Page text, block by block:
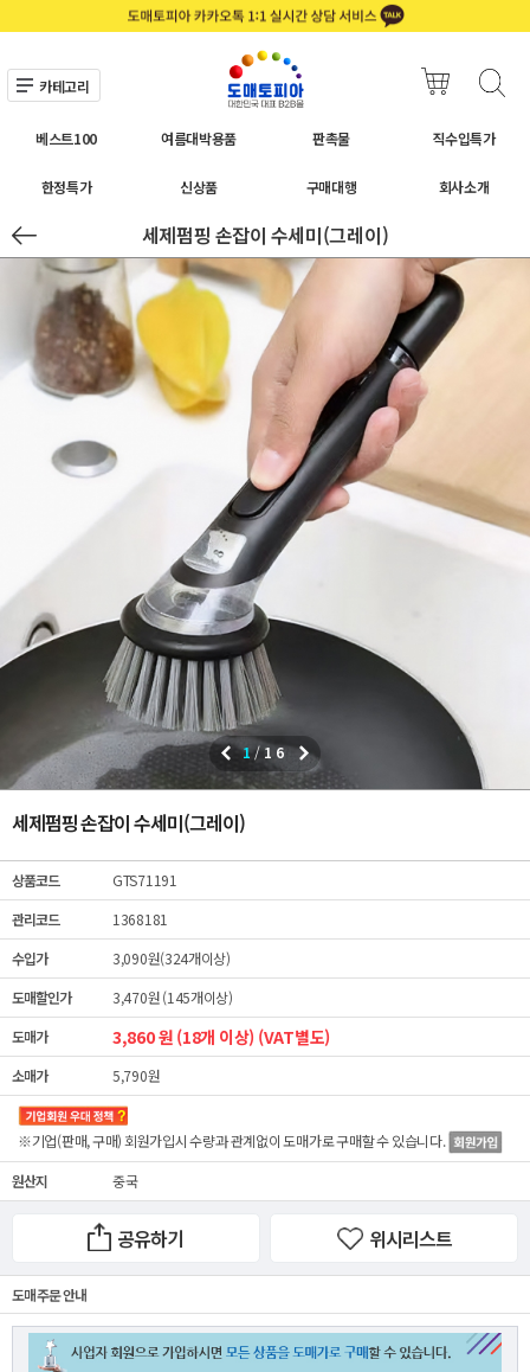
카테고리
베스트100 여름대박용품 판촉물 직수입특가
한정특가 신상품 구매대행 회사소개
세제펌핑 손잡이 수세미(그레이)
1/16
세제펌핑 손잡이 수세미(그레이)
상품코드
GTS71191
관리코드
1368181
수입가
3,090원(324개이상)
도매할인가
3,470원 (145개이상)
도매가
3,860 원 (18개 이상) (VAT별도)
소매가 5,790원
※기업(판매, 구매) 회원가입시 수량과 관계없이도매가로 구매할 수 있습니다.
원산지 중국
공유하기 위시리스트
도매 주문 안내